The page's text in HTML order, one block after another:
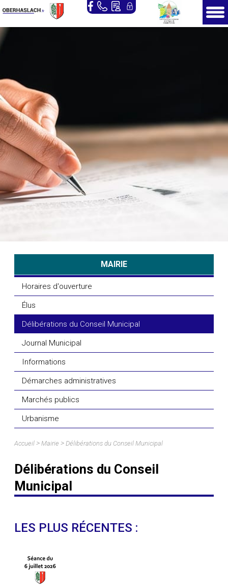
MAIRIE
Horaires d'ouverture
Élus
Délibérations du Conseil Municipal
Journal Municipal
Informations
Démarches administratives
Marchés publics
Urbanisme
Accueil >Mairie >Délibérations du Conseil Municipal
Délibérations du Conseil
Municipal
LES PLUS RÉCENTES :